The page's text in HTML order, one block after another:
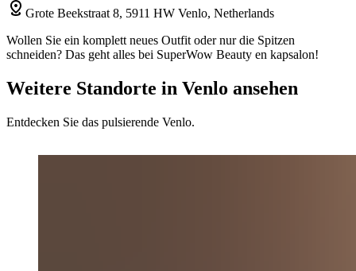
Grote Beekstraat 8, 5911 HW Venlo, Netherlands
Wollen Sie ein komplett neues Outfit oder nur die Spitzen
schneiden? Das geht alles bei SuperWow Beauty en kapsalon!
Weitere Standorte in Venlo ansehen
Entdecken Sie das pulsierende Venlo.